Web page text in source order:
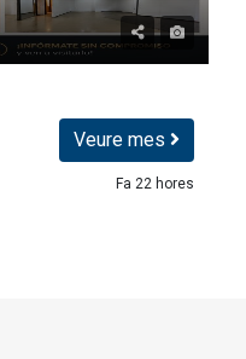
Veure mes
Fa 22 hores